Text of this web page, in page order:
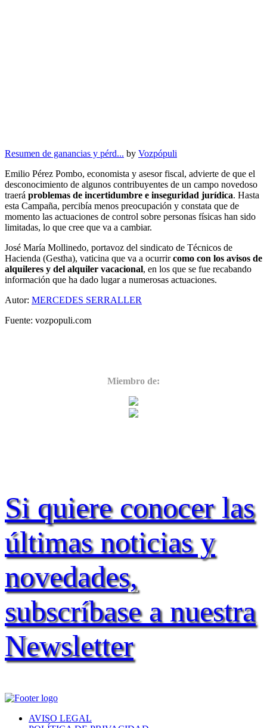
Resumen de ganancias y pérd... by Vozpópuli
Emilio Pérez Pombo, economista y asesor fiscal, advierte de que el
desconocimiento de algunos contribuyentes de un campo novedoso
traerá problemas de incertidumbre e inseguridad jurídica. Hasta
esta Campaña, percibía menos preocupación y constata que de
momento las actuaciones de control sobre personas físicas han sido
limitadas, lo que cree que va a cambiar.
José María Mollinedo, portavoz del sindicato de Técnicos de
Hacienda (Gestha), vaticina que va a ocurrircomo con los avisos de
alquileres y del alquiler vacacional, en los que se fue recabando
información que ha dado lugar a numerosas actuaciones.
Autor: MERCEDES SERRALLER
Fuente: vozpopuli.com
Miembro de:
Si quiere conocer las
últimas noticias y
novedades,
subscríbase a nuestra
Newsletter
AVISO LEGAL